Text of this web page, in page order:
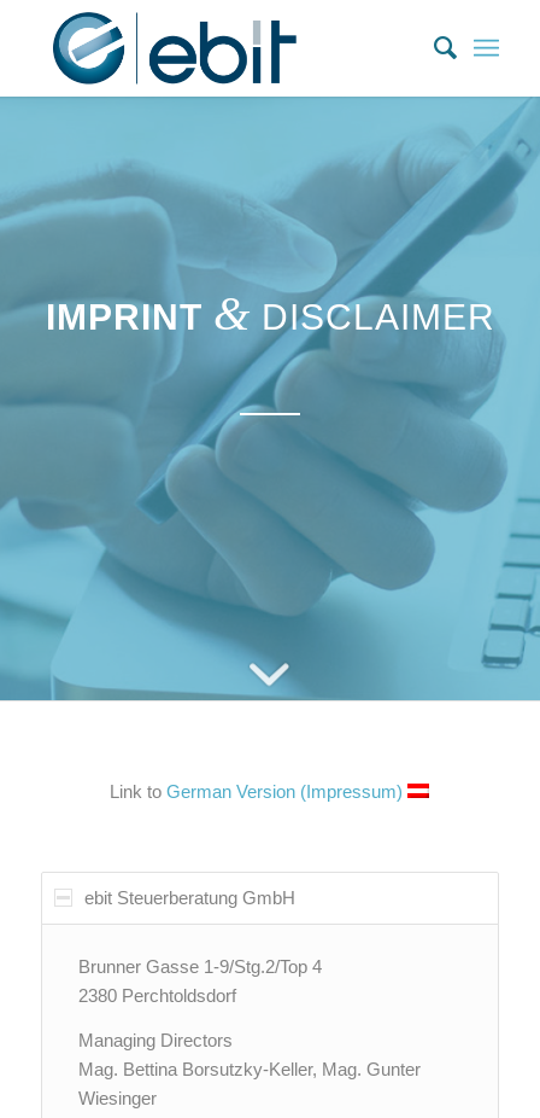
springen
IMPRINT & DISCLAIMER
Link toGerman Version (Impressum)
ebit Steuerberatung GmbH
Brunner Gasse 1-9/Stg.2/Top 4
2380 Perchtoldsdorf
Managing Directors
Mag. Bettina Borsutzky-Keller, Mag. Gunter
Wiesinger